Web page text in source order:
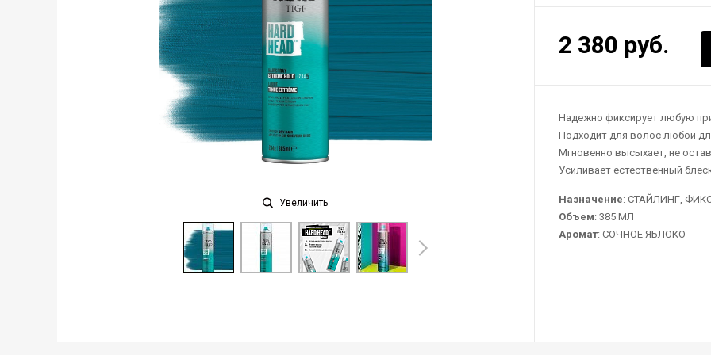
Увеличить
2 380 руб.
Надежно фиксирует любую
Подходит для волос любой
Мгновенно высыхает, не
Усиливает естественный
Назначение: СТАЙЛИНГ,
Объем: 385 МЛ
Аромат: СОЧНОЕ ЯБЛОКО